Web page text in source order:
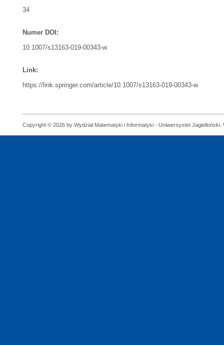
34
Numer DOI:
10.1007/s13163-019-00343-w
Link:
https://link.springer.com/article/10.1007/s13163-019-00343-w
Copyright © 2026 by Wydział Matematyki i Informatyki - Uniwersystet